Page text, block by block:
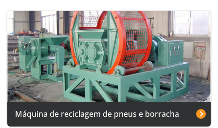
Máquina de reciclagem de pneus e borracha